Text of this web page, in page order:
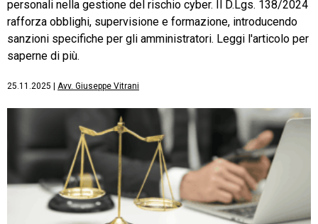
personali nella gestione del rischio cyber. Il D.Lgs. 138/2024
rafforza obblighi, supervisione e formazione, introducendo
sanzioni specifiche per gli amministratori. Leggi l'articolo per
saperne di più.
25.11.2025 Avv. Giuseppe Vitrani